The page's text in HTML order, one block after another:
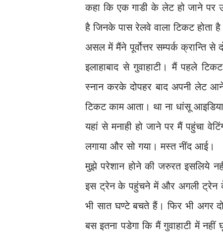
कहा कि एक गाडी के लेट हो जाने पर
है जिनके पास रेलवे वाला टिकट होता
असल में मैंने पूर्वोत्तर सम्पर्क क्रान्ति
इलाहाबाद से गुवाहाटी। मैं पहले
स्नान करके दोपहर बाद अपनी लेट आने
टिकट काम आता। था ना धांसू
यहां से मनाही हो जाने पर मैं पहुंचा
लगाया और सो गया। मस्त नींद आई।
मुझे परेशान होने की जरुरत इसलिये नहीं
इस ट्रेन के पहुंचने में और अगली ट्रेन
भी सात घण्टे बचते हैं। फिर भी अगर
बस इतना पडेगा कि मैं गुवाहाटी में